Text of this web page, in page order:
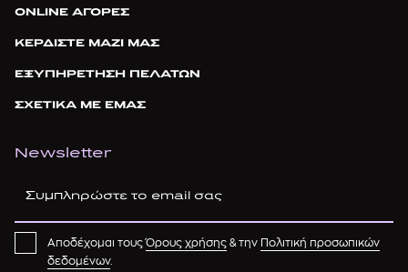
ONLINE ΑΓΟΡΕΣ
ΚΕΡΔΙΣΤΕ ΜΑΖΙ ΜΑΣ
ΕΞΥΠΗΡΕΤΗΣΗ ΠΕΛΑΤΩΝ
ΣΧΕΤΙΚΑ ΜΕ ΕΜΑΣ
Newsletter
Αποδέχομαι τουςΌρους χρήσης & την Πολιτική προσωπικών
δεδομένων.